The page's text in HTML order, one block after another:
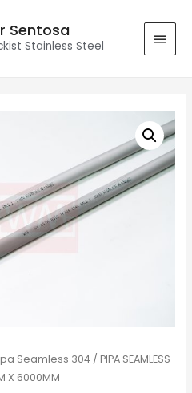
Sentosa
Stainless Steel
Seamless 304 / PIPA SEAMLESS
X 6000MM